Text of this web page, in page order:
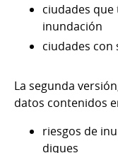
ciudades
inundación
ciudades con
La segunda
datos contenidos
riesgos de
diques